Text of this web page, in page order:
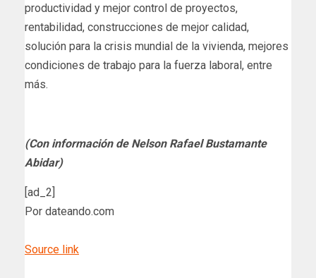
productividad y mejor control de proyectos,
rentabilidad, construcciones de mejor calidad,
solución para la crisis mundial de la vivienda, mejores
condiciones de trabajo para la fuerza laboral, entre
más.
(Con información de Nelson Rafael Bustamante
Abidar)
[ad_2]
Por dateando.com
Source link